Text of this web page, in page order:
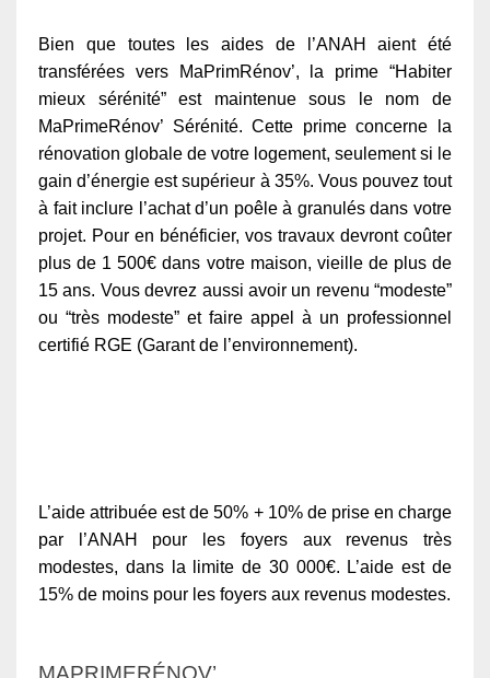
Bien que toutes les aides de l’ANAH aient été
transférées vers MaPrimRénov’, la prime “Habiter
mieux sérénité” est maintenue sous le nom de
MaPrimeRénov’ Sérénité. Cette prime concerne la
rénovation globale de votre logement, seulement si le
gain d’énergie est supérieur à 35%. Vous pouvez tout
à fait inclure l’achat d’un poêle à granulés dans votre
projet. Pour en bénéficier, vos travaux devront coûter
plus de 1 500€ dans votre maison, vieille de plus de
15 ans. Vous devrez aussi avoir un revenu “modeste”
ou “très modeste” et faire appel à un professionnel
certifié RGE (Garant de l’environnement).
L’aide attribuée est de 50% + 10% de prise en charge
par l’ANAH pour les foyers aux revenus très
modestes, dans la limite de 30 000€. L’aide est de
15% de moins pour les foyers aux revenus modestes.
MAPRIMERÉNOV’